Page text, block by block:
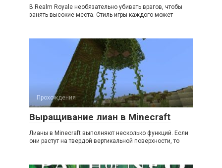
В Realm Royale необязательно убивать врагов, чтобы
занять высокие места. Стиль игры каждого может
Прохождения
Выращивание лиан в Minecraft
Лианы в Minecraft выполняют несколько функций. Если
они растут на твердой вертикальной поверхности, то